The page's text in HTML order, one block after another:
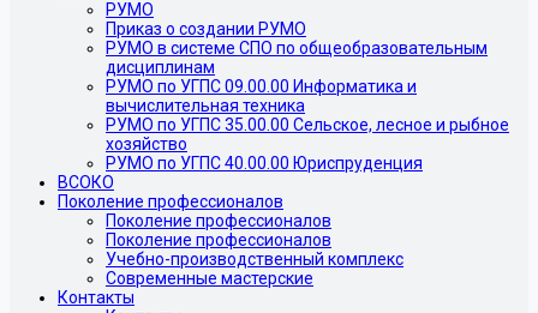
РУМО
Приказ о создании РУМО
РУМО в системе СПО по общеобразовательным
дисциплинам
РУМО по УГПС 09.00.00 Информатика и
вычислительная техника
РУМО по УГПС 35.00.00 Сельское, лесное и рыбное
хозяйство
РУМО по УГПС 40.00.00 Юриспруденция
ВСОКО
Поколение профессионалов
Поколение профессионалов
Поколение профессионалов
Учебно-производственный комплекс
Современные мастерские
Контакты